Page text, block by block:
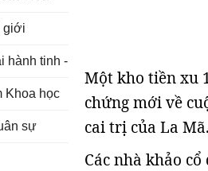
Một kho tiền xu
chứng mới về
cai trị của La Mã.
Các nhà khảo
giới
tinh - UFO
Khoa học
sự